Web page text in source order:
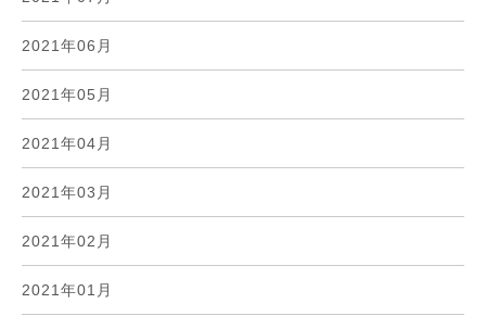
2021年06月
2021年05月
2021年04月
2021年03月
2021年02月
2021年01月